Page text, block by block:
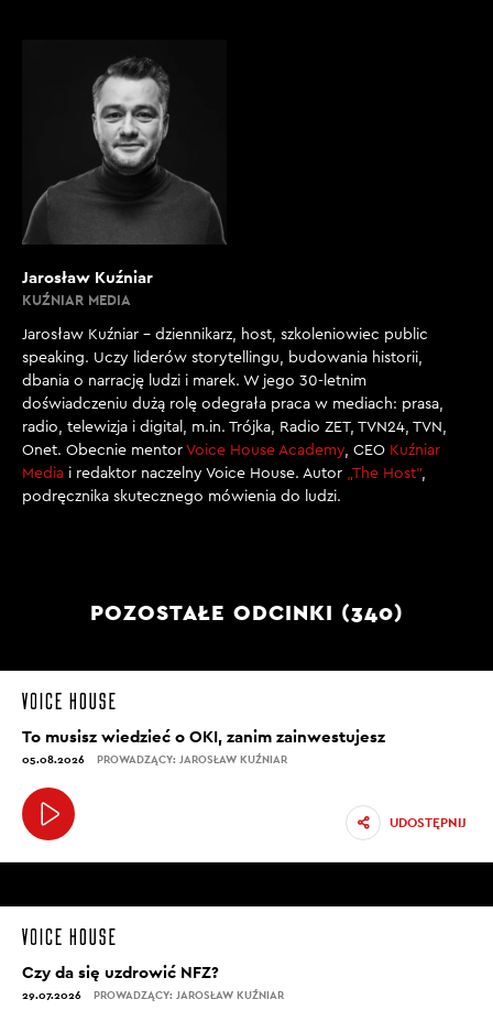
Jarosław Kuźniar
KUŹNIAR MEDIA
Jarosław Kuźniar – dziennikarz, host, szkoleniowiec public
speaking. Uczy liderów storytellingu, budowania historii,
dbania o narrację ludzi i marek. W jego 30-letnim
doświadczeniu dużą rolę odegrała praca w mediach: prasa,
radio, telewizja i digital, m.in. Trójka, Radio ZET, TVN24, TVN,
Onet. Obecnie mentor Voice House Academy , CEO Kuźniar
Media i redaktor naczelny Voice House. Autor „The Host”,
podręcznika skutecznego mówienia do ludzi.
POZOSTAŁE ODCINKI (340)
To musisz wiedzieć o OKI, zanim zainwestujesz
05.08.2026 PROWADZĄCY: JAROSŁAW KUŹNIAR
UDOSTĘPNIJ
Czy da się uzdrowić NFZ?
29.07.2026 PROWADZĄCY: JAROSŁAW KUŹNIAR